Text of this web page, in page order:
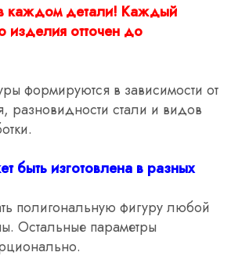
каждом детали! Каждый
изделия отточен до
формируются в зависимости от
разновидности стали и видов
быть изготовлена в разных
полигональную фигуру любой
Остальные параметры